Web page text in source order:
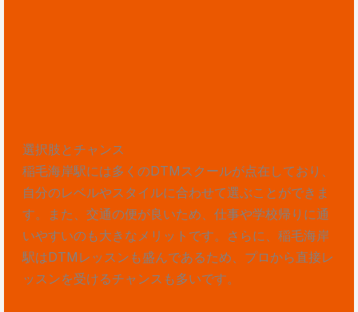
選択肢とチャンス
稲毛海岸駅には多くのDTMスクールが点在しており、
自分のレベルやスタイルに合わせて選ぶことができま
す。また、交通の便が良いため、仕事や学校帰りに通
いやすいのも大きなメリットです。さらに、稲毛海岸
駅はDTMレッスンも盛んであるため、プロから直接レ
ッスンを受けるチャンスも多いです。